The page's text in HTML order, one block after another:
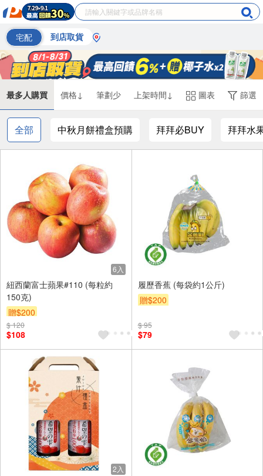
宅配 到店取貨
最多人購買 價格↓ 筆劃少 上架時間↓ 圖表 篩選
全部 中秋月餅禮盒預購 拜拜必BUY 拜拜水
6入
紐西蘭富士蘋果#110 (每粒約
150克)
贈$200
$ 120
$108
履歷香蕉 (每袋約1公斤)
贈$200
$ 95
$79
2入